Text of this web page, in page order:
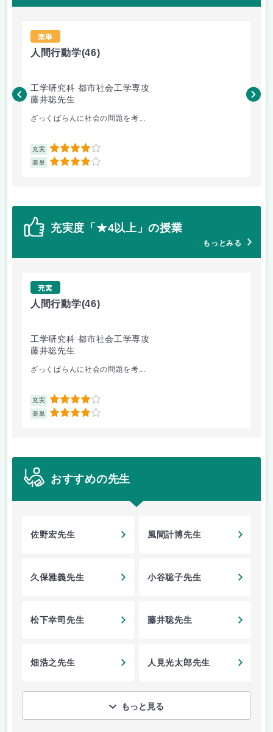
楽単
人間行動学(46)
工学研究科 都市社会工学専攻
藤井聡先生
ざっくばらんに社会の問題を考...
充実 4
楽単 4
藤
充実度「★4以上」の授業
もっとみる
充実
人間行動学(46)
工学研究科 都市社会工学専攻
藤井聡先生
ざっくばらんに社会の問題を考...
充実 4
楽単 4
おすすめの先生
佐野宏先生 風間計博先生
久保雅義先生 小谷聡子先生
松下幸司先生 藤井聡先生
畑浩之先生 人見光太郎先生
もっと見る